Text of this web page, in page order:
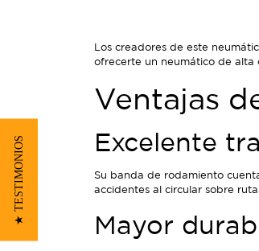
Los creadores de este
ofrecerte un neumático de alta
Ventajas
Excelente
Su banda de rodamiento
accidentes al circular sobre
Mayor
★ TESTIMONIOS